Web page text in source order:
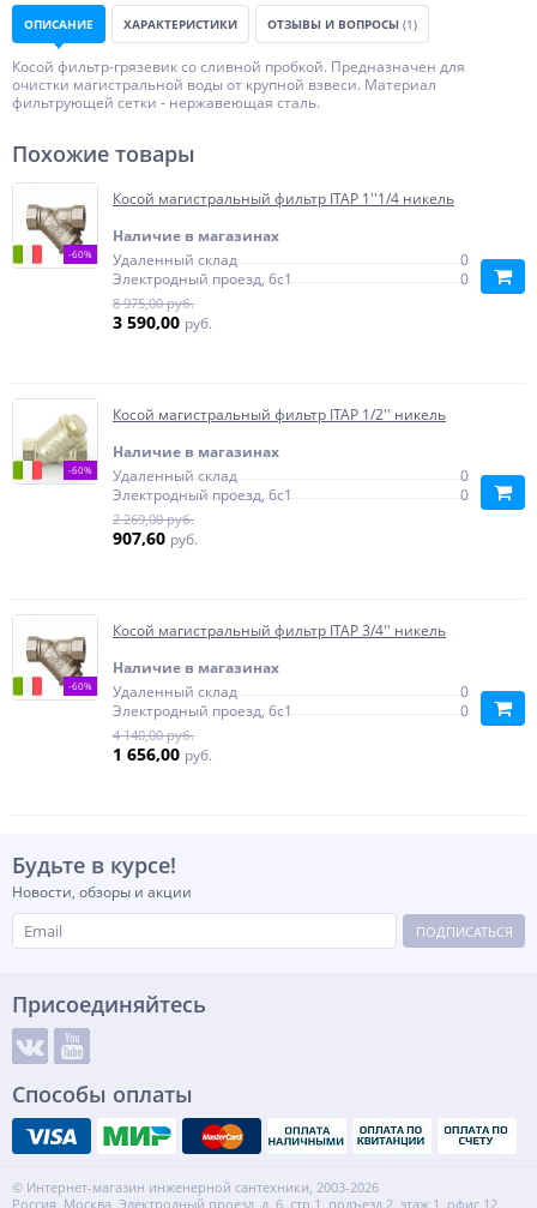
ОПИСАНИЕ ХАРАКТЕРИСТИКИ ОТЗЫВЫ И ВОПРОСЫ (1)
Косой фильтр-грязевик со сливной пробкой. Предназначен для
очистки магистральной воды от крупной взвеси. Материал
фильтрующей сетки - нержавеющая сталь.
Похожие товары
-60%
Косой магистральный фильтр ITAP 1''1/4 никель
Наличие в магазинах
Удаленный склад
0
Электродный проезд, 6с1
0
8 975,00 руб.
3 590,00 руб.
-60%
Косой магистральный фильтр ITAP 1/2'' никель
Наличие в магазинах
Удаленный склад
0
Электродный проезд, 6с1
0
2 269,00 руб.
907,60 руб.
-60%
Косой магистральный фильтр ITAP 3/4'' никель
Наличие в магазинах
Удаленный склад
0
Электродный проезд, 6с1
0
4 140,00 руб.
1 656,00 руб.
Будьте в курсе!
Новости, обзоры и акции
ПОДПИСАТЬСЯ
Присоединяйтесь
Способы оплаты
© Интернет-магазин инженерной сантехники, 2003-2026
Россия, Москва, Электродный проезд, д. 6, стр.1, подъезд 2, этаж 1, офис 12